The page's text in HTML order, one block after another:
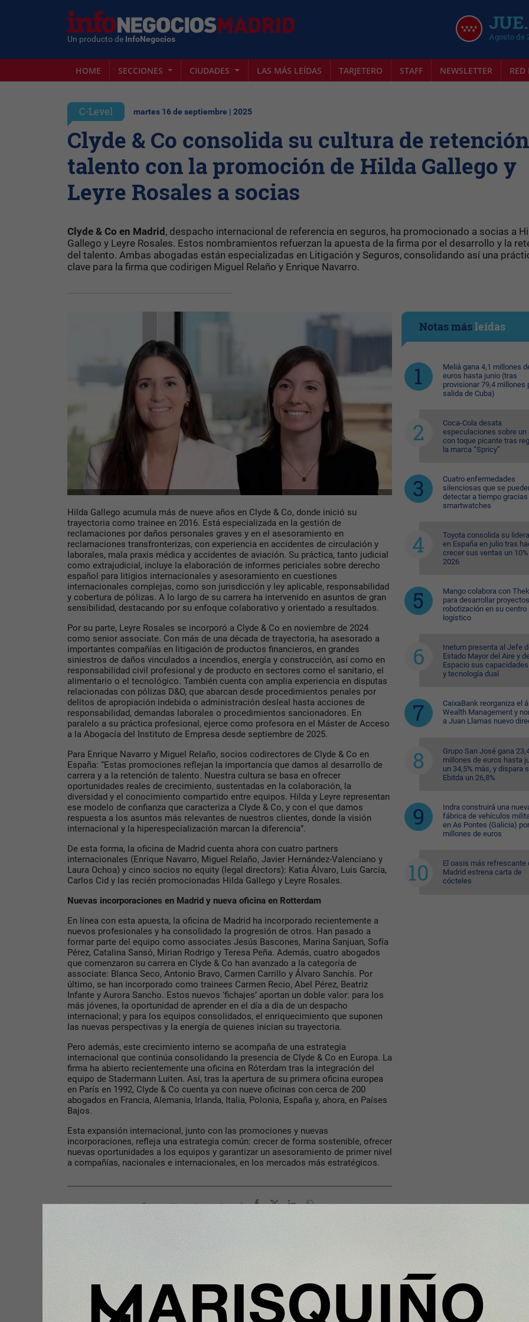
Un producto de InfoNegocios Agosto de
HOME SECCIONES CIUDADES LAS MÁS LEÍDAS TARJETERO STAFF NEWSLETTER RED
C-Level martes 16 de septiembre | 2025
Clyde & Co consolida su cultura de
talento con la promoción de Hilda Gallego y
Leyre Rosales a socias
Clyde & Co en Madrid , despacho internacional de referencia en seguros, ha promocionado a socias a
Gallego y Leyre Rosales. Estos nombramientos refuerzan la apuesta de la firma por el desarrollo y la
del talento. Ambas abogadas están especializadas en Litigación y Seguros, consolidando así una
clave para la firma que codirigen Miguel Relaño y Enrique Navarro.
Hilda Gallego acumula más de nueve años en Clyde & Co, donde inició su
trayectoria como trainee en 2016. Está especializada en la gestión de
reclamaciones por daños personales graves y en el asesoramiento en
reclamaciones transfronterizas, con experiencia en accidentes de circulación y
laborales, mala praxis médica y accidentes de aviación. Su práctica, tanto judicial
como extrajudicial, incluye la elaboración de informes periciales sobre derecho
español para litigios internacionales y asesoramiento en cuestiones
internacionales complejas, como son jurisdicción y ley aplicable, responsabilidad
y cobertura de pólizas. A lo largo de su carrera ha intervenido en asuntos de gran
sensibilidad, destacando por su enfoque colaborativo y orientado a resultados.
Por su parte, Leyre Rosales se incorporó a Clyde & Co en noviembre de 2024
como senior associate. Con más de una década de trayectoria, ha asesorado a
importantes compañías en litigación de productos financieros, en grandes
siniestros de daños vinculados a incendios, energía y construcción, así como en
responsabilidad civil profesional y de producto en sectores como el sanitario, el
alimentario o el tecnológico. También cuenta con amplia experiencia en disputas
relacionadas con pólizas D&O, que abarcan desde procedimientos penales por
delitos de apropiación indebida o administración desleal hasta acciones de
responsabilidad, demandas laborales o procedimientos sancionadores. En
paralelo a su práctica profesional, ejerce como profesora en el Máster de Acceso
a la Abogacía del Instituto de Empresa desde septiembre de 2025.
Para Enrique Navarro y Miguel Relaño, socios codirectores de Clyde & Co en
España: “Estas promociones reflejan la importancia que damos al desarrollo de
carrera y a la retención de talento. Nuestra cultura se basa en ofrecer
oportunidades reales de crecimiento, sustentadas en la colaboración, la
diversidad y el conocimiento compartido entre equipos. Hilda y Leyre representan
ese modelo de confianza que caracteriza a Clyde & Co, y con el que damos
respuesta a los asuntos más relevantes de nuestros clientes, donde la visión
internacional y la hiperespecialización marcan la diferencia”.
De esta forma, la oficina de Madrid cuenta ahora con cuatro partners
internacionales (Enrique Navarro, Miguel Relaño, Javier Hernández-Valenciano y
Laura Ochoa) y cinco socios no equity (legal directors): Katia Álvaro, Luis García,
Carlos Cid y las recién promocionadas Hilda Gallego y Leyre Rosales.
Nuevas incorporaciones en Madrid y nueva oficina en Rotterdam
En línea con esta apuesta, la oficina de Madrid ha incorporado recientemente a
nuevos profesionales y ha consolidado la progresión de otros. Han pasado a
formar parte del equipo como associates Jesús Bascones, Marina Sanjuan, Sofía
Pérez, Catalina Sansó, Mirian Rodrigo y Teresa Peña. Además, cuatro abogados
que comenzaron su carrera en Clyde & Co han avanzado a la categoría de
associate: Blanca Seco, Antonio Bravo, Carmen Carrillo y Álvaro Sanchís. Por
último, se han incorporado como trainees Carmen Recio, Abel Pérez, Beatriz
Infante y Aurora Sancho. Estos nuevos ‘fichajes’ aportan un doble valor: para los
más jóvenes, la oportunidad de aprender en el día a día de un despacho
internacional; y para los equipos consolidados, el enriquecimiento que suponen
las nuevas perspectivas y la energía de quienes inician su trayectoria.
Pero además, este crecimiento interno se acompaña de una estrategia
internacional que continúa consolidando la presencia de Clyde & Co en Europa. La
firma ha abierto recientemente una oficina en Róterdam tras la integración del
equipo de Stadermann Luiten. Así, tras la apertura de su primera oficina europea
en París en 1992, Clyde & Co cuenta ya con nueve oficinas con cerca de 200
abogados en Francia, Alemania, Irlanda, Italia, Polonia, España y, ahora, en Países
Bajos.
Esta expansión internacional, junto con las promociones y nuevas
incorporaciones, refleja una estrategia común: crecer de forma sostenible, ofrecer
nuevas oportunidades a los equipos y garantizar un asesoramiento de primer nivel
a compañías, nacionales e internacionales, en los mercados más estratégicos.
Compartir con tus amigos de
Ingresar con Google
Notas másleídas
Meliá gana 4,1 millones
euros hasta junio (tras
provisionar 79,4 millones
salida de Cuba)
Coca-Cola desata
especulaciones sobre un
con toque picante tras
la marca “Spricy”
Cuatro enfermedades
silenciosas que se
detectar a tiempo gracias
smartwatches
Toyota consolida su
en España en julio tras
crecer sus ventas un
2026
Mango colabora con
para desarrollar
robotización en su centro
logístico
Inetum presenta al Jefe
Estado Mayor del Aire y
Espacio sus
y tecnología dual
CaixaBank reorganiza el
Wealth Management y
a Juan Llamas nuevo
Grupo San José gana
millones de euros hasta
un 34,5% más, y dispara
Ebitda un 26,8%
Indra construirá una
fábrica de vehículos
en As Pontes (Galicia)
millones de euros
El oasis más refrescante
Madrid estrena carta de
cócteles